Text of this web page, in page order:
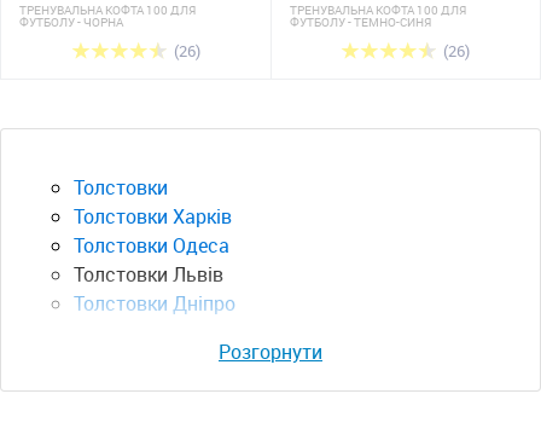
ТРЕНУВАЛЬНА КОФТА 100 ДЛЯ
ФУТБОЛУ - ЧОРНА
(26)
ТРЕНУВАЛЬНА КОФТА 100 ДЛЯ
ФУТБОЛУ - ТЕМНО-СИНЯ
(26)
Толстовки
Толстовки Харків
Толстовки Одеса
Толстовки Львів
Толстовки Дніпро
Розгорнути